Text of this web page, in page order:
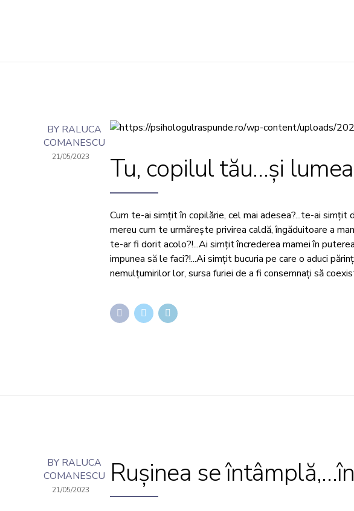
BY RALUCA
COMANESCU
21/05/2023 Tu, copilul tău…și
Cum te-ai simțit în copilărie, cel mai adesea?...te-ai
mereu cum te urmărește privirea caldă, îngăduitoare a
te-ar fi dorit acolo?!...Ai simțit încrederea mamei în
impunea să le faci?!...Ai simțit bucuria pe care o aduci
nemulțumirilor lor, sursa furiei de a fi consemnați să
BY RALUCA
COMANESCU
21/05/2023
Rușinea se